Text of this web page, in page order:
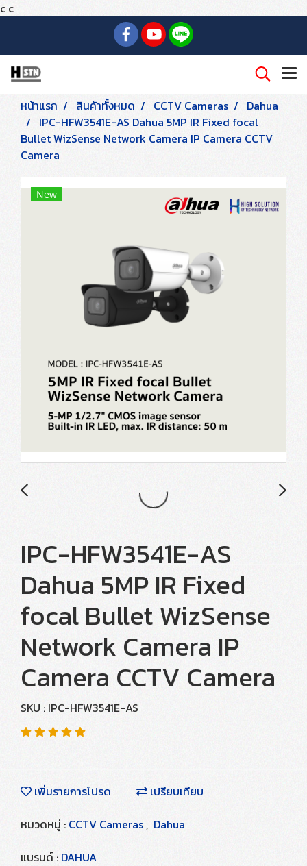
c c
หน้าแรก สินค้าทั้งหมด CCTV Cameras
Dahua
IPC-HFW3541E-AS Dahua 5MP IR Fixed focal
Bullet WizSense Network Camera IP Camera CCTV
Camera
New
IPC-HFW3541E-AS
Dahua 5MP IR Fixed
focal Bullet WizSense
Network Camera IP
Camera CCTV Camera
SKU : IPC-HFW3541E-AS
เพิ่มรายการโปรด
เปรียบเทียบ
หมวดหมู่ : CCTV Cameras, Dahua
แบรนด์ : DAHUA